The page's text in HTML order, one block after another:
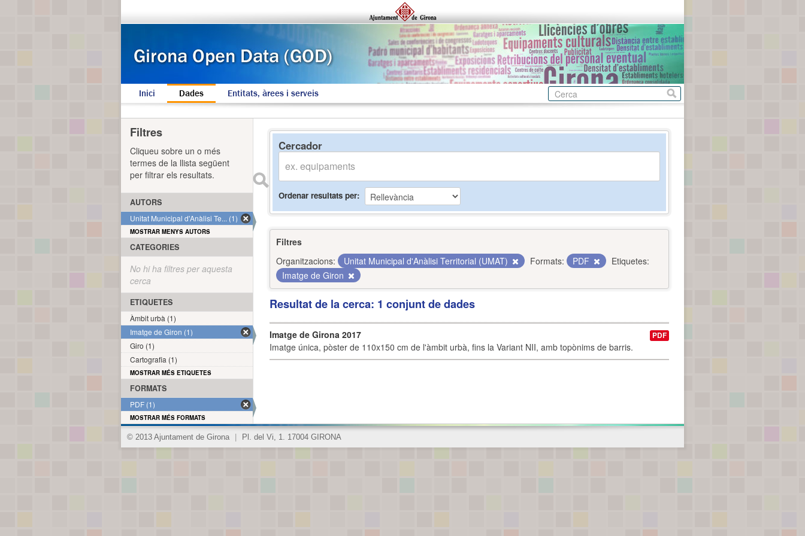
Inici Dades Entitats, àrees i serveis
Cercador
Ordenar resultats per
Filtres
Organitzacions:
Unitat Municipal d'Anàlisi Territorial (UMAT) Formats: PDF
Etiquetes:
Imatge de Giron
Resultat de la cerca: 1 conjunt de dades
Imatge de Girona 2017
Imatge única, pòster de 110x150 cm de l'àmbit urbà, fins la Variant NII, amb topònims de barris.
PDF
Filtres
Cliqueu sobre un o més
termes de la llista següent
per filtrar els resultats.
AUTORS
Unitat Municipal d'Anàlisi Te... (1)
MOSTRAR MENYS AUTORS
CATEGORIES
No hi ha filtres per aquesta
cerca
ETIQUETES
Àmbit urbà (1)
Imatge de Giron (1)
Giro (1)
Cartografia (1)
MOSTRAR MÉS ETIQUETES
FORMATS
PDF (1)
MOSTRAR MÉS FORMATS
© 2013 Ajuntament de Girona Pl. del Vi, 1. 17004 GIRONA